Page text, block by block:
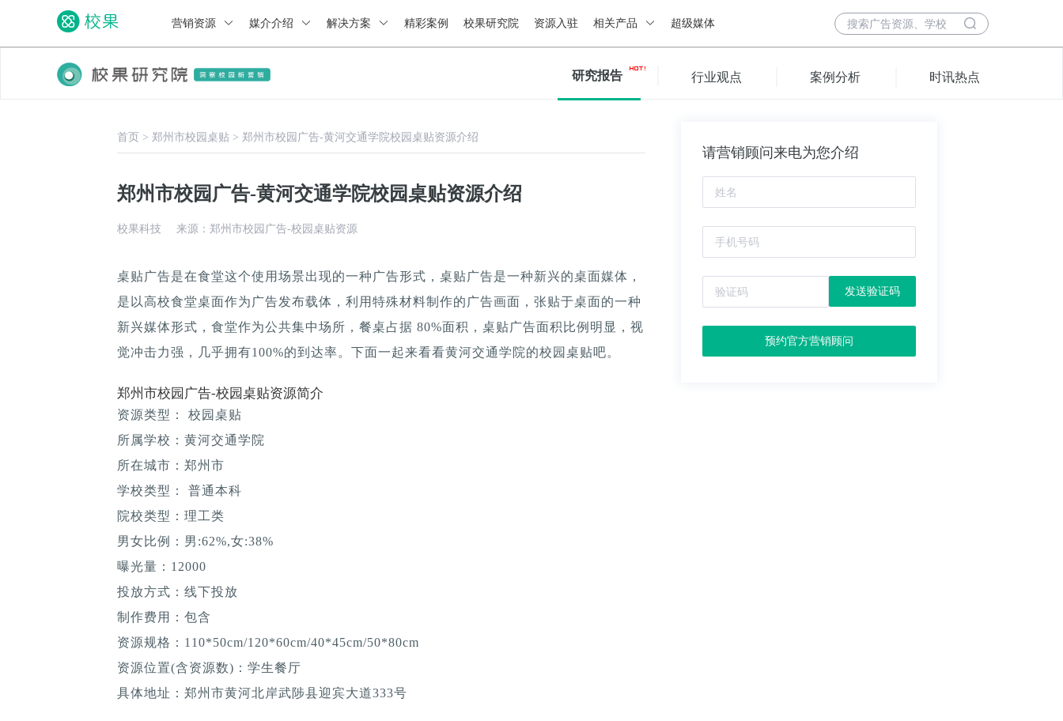
营销资源 媒介介绍 解决方案 精彩案例 校果研究院 资源入驻 相关产品 超级媒体
研究报告 行业观点 案例分析 时讯热点
首页 > 郑州市校园桌贴 > 郑州市校园广告-黄河交通学院校园桌贴资源介绍
郑州市校园广告-黄河交通学院校园桌贴资源介绍
校果科技 来源：郑州市校园广告-校园桌贴资源
桌贴广告是在食堂这个使用场景出现的一种广告形式，桌贴广告是一种新兴的桌面媒体，
是以高校食堂桌面作为广告发布载体，利用特殊材料制作的广告画面，张贴于桌面的一种
新兴媒体形式，食堂作为公共集中场所，餐桌占据 80%面积，桌贴广告面积比例明显，视
觉冲击力强，几乎拥有100%的到达率。下面一起来看看黄河交通学院的校园桌贴吧。
郑州市校园广告-校园桌贴资源简介
资源类型： 校园桌贴
所属学校：黄河交通学院
所在城市：郑州市
学校类型： 普通本科
院校类型：理工类
男女比例：男:62%,女:38%
曝光量：12000
投放方式：线下投放
制作费用：包含
资源规格：110*50cm/120*60cm/40*45cm/50*80cm
资源位置(含资源数)：学生餐厅
具体地址：郑州市黄河北岸武陟县迎宾大道333号
请营销顾问来电为您介绍
发送验证码
预约官方营销顾问